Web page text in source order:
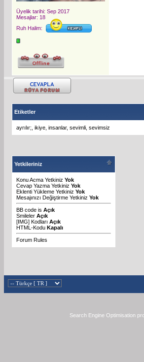
Üyelik tarihi: Sep 2017
Mesajlar: 18
Ruh Halim:
Etiketler
ayrılır; ikiye insanlar, sevimli sevimsiz
Yetkileriniz
Konu Acma Yetkiniz Yok
Cevap Yazma Yetkiniz Yok
Eklenti Yükleme Yetkiniz Yok
Mesajınızı Değiştirme Yetkiniz Yok
BB code is Açık
Smileler Açık
[IMG] Kodları Açık
HTML-Kodu Kapalı
Forum Rules
Search Engine Optimisation